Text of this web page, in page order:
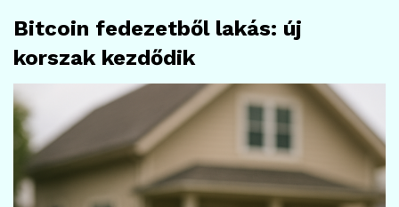
Bitcoin fedezetből lakás: új
korszak kezdődik